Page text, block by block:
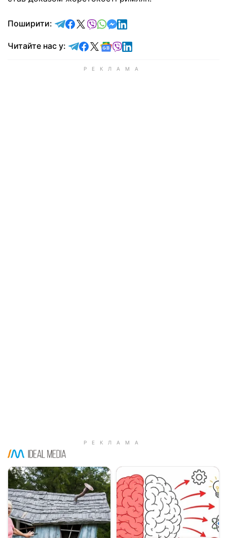
Поширити: відправити у Telegram
поділитись у Facebook
поділитись у X
відправити у Viber
відправити у Whatsapp
відправити у Messenger
відправити у LinkedIn
Читайте нас у: Читайте у Telegram
Читайте у Facebook
Читайте у X
Читайте у Google news
Читайте у Viber
Читайте у LinkedIn